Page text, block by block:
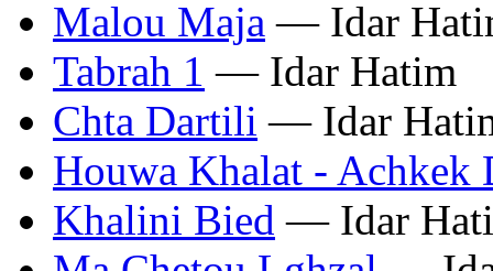
Malou Maja — Idar
Tabrah 1 — Idar Hatim
Chta Dartili — Idar
Houwa Khalat - Achkek
Khalini Bied — Idar